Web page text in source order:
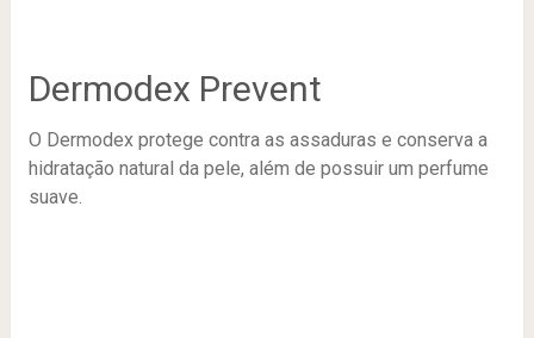
Dermodex Prevent
O Dermodex protege contra as assaduras e conserva a
hidratação natural da pele, além de possuir um perfume
suave.